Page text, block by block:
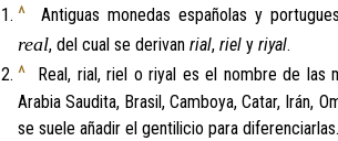
^ Antiguas monedas españolas y
real, del cual se derivan rial, riel y riyal.
^
Real, rial, riel o riyal es el nombre de las
Arabia Saudita, Brasil, Camboya, Catar, Irán,
se suele añadir el gentilicio para diferenciarlas.